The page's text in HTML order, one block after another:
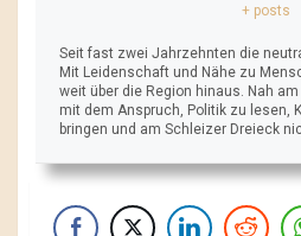
+ posts
Seit fast zwei Jahrzehnten die
Mit Leidenschaft und Nähe zu
weit über die Region hinaus. Nah
mit dem Anspruch, Politik zu lesen,
bringen und am Schleizer Dreieck